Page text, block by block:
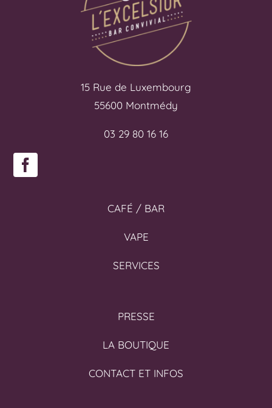
15 Rue de Luxembourg
55600 Montmédy
03 29 80 16 16
CAFÉ / BAR
VAPE
SERVICES
PRESSE
LA BOUTIQUE
CONTACT ET INFOS